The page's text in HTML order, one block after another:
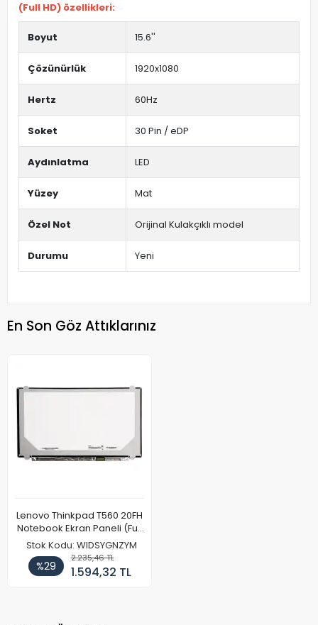
(Full HD) özellikleri:
Boyut 15.6''
Çözünürlük 1920x1080
Hertz 60Hz
Soket 30 Pin / eDP
Aydınlatma LED
Yüzey Mat
Özel Not Orijinal Kulakçıklı model
Durumu Yeni
En Son Göz Attıklarınız
Lenovo Thinkpad T560 20FH
Notebook Ekran Paneli (Full
HD)
Stok Kodu: WIDSYGNZYM
%29
2.235,46 TL
1.594,32 TL